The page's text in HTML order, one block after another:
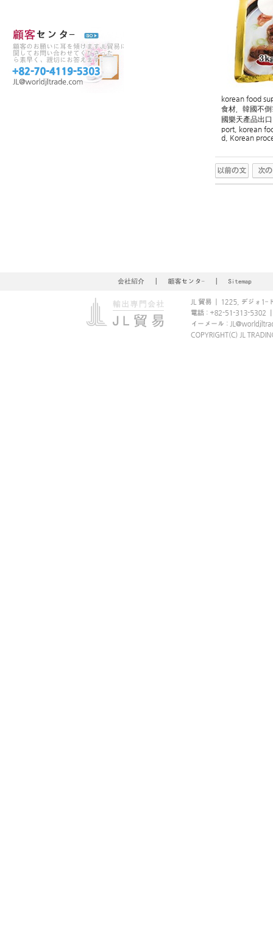
korean food
食材，韓國不
國樂天產品出
port, korean
d, Korean